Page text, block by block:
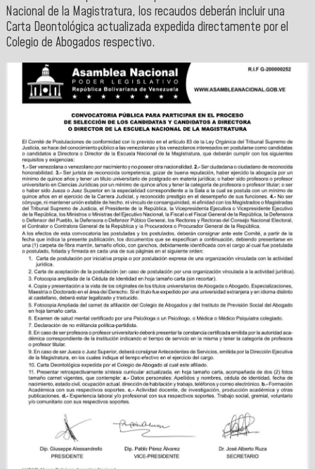
Nacional de la Magistratura, los recaudos deberán incluir una
Carta Deontológica actualizada expedida directamente por el
Colegio de Abogados respectivo.